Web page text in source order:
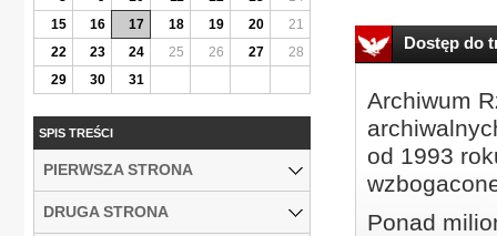
Dostęp do
Archiwum
od 1993
Ponad
15
16 17 18 19 20
21
22
23 24 25 26 27
28
29
30 31
SPIS TREŚCI
PIERWSZA STRONA
DRUGA STRONA